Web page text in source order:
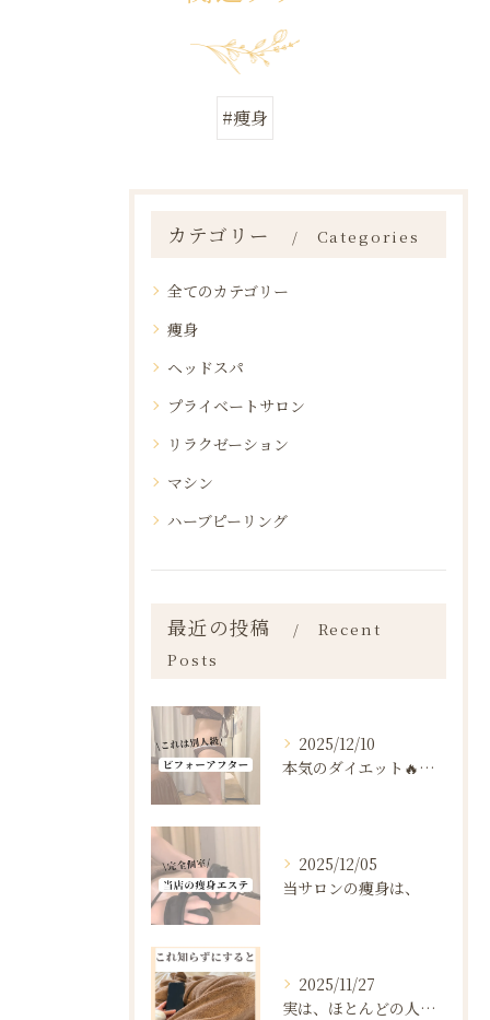
#痩身
カテゴリー Categories
全てのカテゴリー
痩身
ヘッドスパ
プライベートサロン
リラクゼーション
マシン
ハーブピーリング
最近の投稿
Recent
Posts
2025/12/10
本気のダイエット🔥🔥🔥
2025/12/05
当サロンの痩身は、
2025/11/27
実は、ほとんどの人は“ダイエットを始める前の段階”で失敗が確...